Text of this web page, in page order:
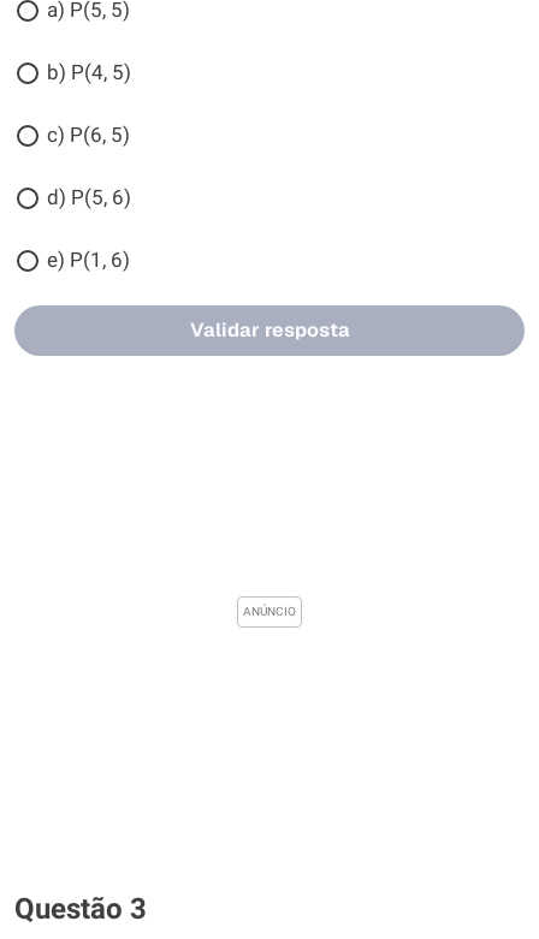
a) P(5, 5)
b) P(4, 5)
c) P(6, 5)
d) P(5, 6)
e) P(1, 6)
Validar resposta
Questão 3